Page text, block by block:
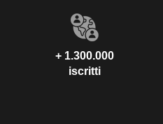
+ 1.300.000
iscritti